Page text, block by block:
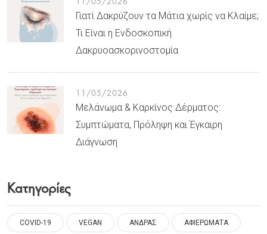
Γιατί Δακρύζουν τα Μάτια χωρίς να Κλαίμε;
Τι Είναι η Ενδοσκοπική
Δακρυοασκορινοστομία
11/05/2026
Μελάνωμα & Καρκίνος Δέρματος:
Συμπτώματα, Πρόληψη και Έγκαιρη
Διάγνωση
Κατηγορίες
COVID-19 VEGAN ΑΝΔΡΑΣ ΑΦΙΕΡΩΜΑΤΑ